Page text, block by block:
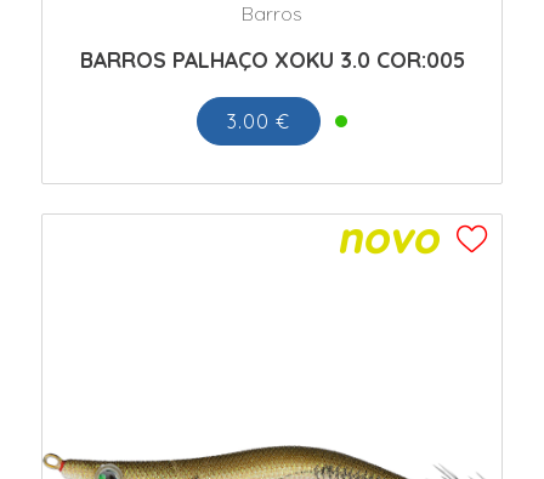
Barros
BARROS PALHAÇO XOKU 3.0 COR:005
3.00 €